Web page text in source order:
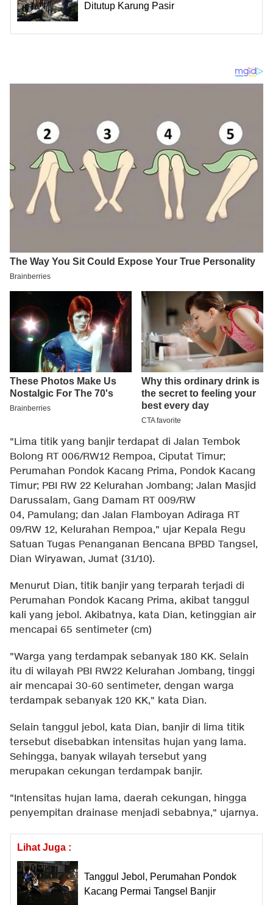
Ditutup Karung Pasir
"Lima titik yang banjir terdapat di Jalan Tembok
Bolong RT 006/RW12 Rempoa, Ciputat Timur;
Perumahan Pondok Kacang Prima, Pondok Kacang
Timur; PBI RW 22 Kelurahan Jombang; Jalan Masjid
Darussalam, Gang Damam RT 009/RW
04, Pamulang; dan Jalan Flamboyan Adiraga RT
09/RW 12, Kelurahan Rempoa," ujar Kepala Regu
Satuan Tugas Penanganan Bencana BPBD Tangsel,
Dian Wiryawan, Jumat (31/10).
Menurut Dian, titik banjir yang terparah terjadi di
Perumahan Pondok Kacang Prima, akibat tanggul
kali yang jebol. Akibatnya, kata Dian, ketinggian air
mencapai 65 sentimeter (cm)
"Warga yang terdampak sebanyak 180 KK. Selain
itu di wilayah PBI RW22 Kelurahan Jombang, tinggi
air mencapai 30-60 sentimeter, dengan warga
terdampak sebanyak 120 KK," kata Dian.
Selain tanggul jebol, kata Dian, banjir di lima titik
tersebut disebabkan intensitas hujan yang lama.
Sehingga, banyak wilayah tersebut yang
merupakan cekungan terdampak banjir.
"Intensitas hujan lama, daerah cekungan, hingga
penyempitan drainase menjadi sebabnya," ujarnya.
Lihat Juga :
Tanggul Jebol, Perumahan Pondok
Kacang Permai Tangsel Banjir